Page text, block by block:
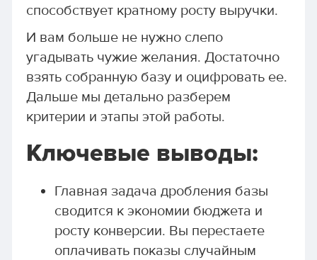
способствует кратному росту выручки.
И вам больше не нужно слепо
угадывать чужие желания. Достаточно
взять собранную базу и оцифровать ее.
Дальше мы детально разберем
критерии и этапы этой работы.
Ключевые выводы:
Главная задача дробления базы
сводится к экономии бюджета и
росту конверсии. Вы перестаете
оплачивать показы случайным